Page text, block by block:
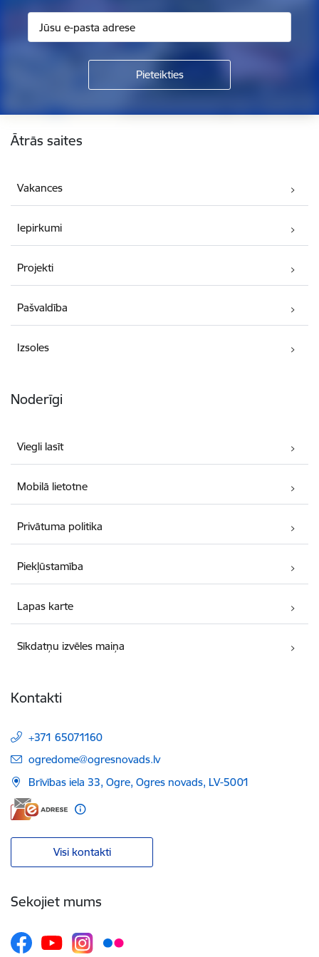
Ātrās saites
Vakances
Iepirkumi
Projekti
Pašvaldība
Izsoles
Noderīgi
Viegli lasīt
Mobilā lietotne
Privātuma politika
Piekļūstamība
Lapas karte
Sīkdatņu izvēles maiņa
Kontakti
+371 65071160
E-pasts:
ogredome@ogresnovads.lv
Brīvības iela 33, Ogre, Ogres novads, LV-5001
Visi kontakti
Sekojiet mums